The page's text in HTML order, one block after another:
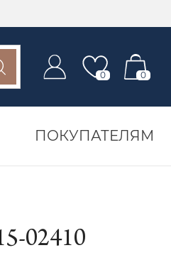
0 0
ПОКУПАТЕЛЯМ
02410